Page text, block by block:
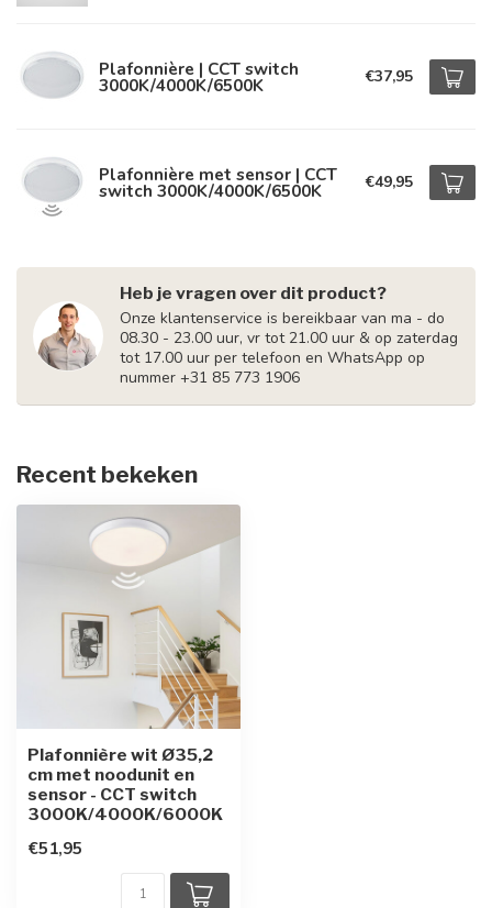
Plafonnière | CCT switch
3000K/4000K/6500K €37,95
Plafonnière met sensor | CCT
switch 3000K/4000K/6500K €49,95
Heb je vragen over dit product?
Onze klantenservice is bereikbaar van ma - do
08.30 - 23.00 uur, vr tot 21.00 uur & op zaterdag
tot 17.00 uur per telefoon en WhatsApp op
nummer +31 85 773 1906
Recent bekeken
Plafonnière wit Ø35,2
cm met noodunit en
sensor - CCT switch
3000K/4000K/6000K
€51,95